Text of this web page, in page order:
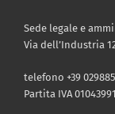
Sede legale e
Via dell’Industria
telefono +39
Partita IVA